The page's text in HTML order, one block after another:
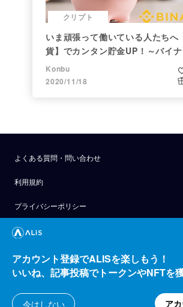
クリプト
いま頑張って働いている人たちへ
貨】でカンタン貯金UP！～バイ
い方初心者編～
Konbu
2020/11/18
よくある質問・問い合わせ
利用規約
プライバシーポリシー
公式アナウンス
技術ブログ
API
運営会社
アカウント登録でALISを楽しもう！
いいね、記事投稿でトークンやNFTを
今はしない ア